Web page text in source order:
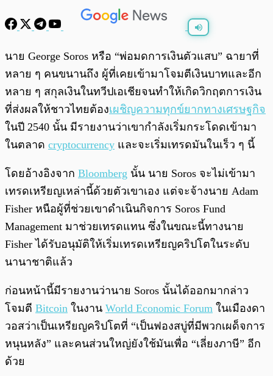
นาย George Soros หรือ “พ่อมดการเงินตัวแสบ” ฉายาที่
หลาย ๆ คนขนานถึง ผู้ที่เคยเข้ามาโจมตีเงินบาทและอีก
หลาย ๆ สกุลเงินในทวีปเอเชียจนทำให้เกิดวิกฤตการเงิน
ที่ส่งผลให้ชาวไทยต้องเผชิญความทุกข์ยากทางเศรษฐกิจ
ในปี 2540 นั้น มีรายงานว่าเขากำลังเริ่มกระโดดเข้ามา
ในตลาด cryptocurrency และจะเริ่มเทรดมันในเร็ว ๆ นี้
โดยอ้างอิงจาก Bloomberg นั้น นาย Soros จะไม่เข้ามา
เทรดเหรียญเหล่านี้ด้วยตัวเขาเอง แต่จะจ้างนาย Adam
Fisher หนือผู้ที่ช่วยเขาดำเนินกิจการ Soros Fund
Management มาช่วยเทรดแทน ซึ่งในขณะนี้ทางนาย
Fisher ได้รับอนุมัติให้เริ่มเทรดเหรียญคริปโตในระดับ
นานาชาติแล้ว
ก่อนหน้านี้มีรายงานว่านาย Soros นั้นได้ออกมากล่าว
โจมตี Bitcoin ในงาน World Economic Forum ในเมืองดา
วอสว่าเป็นเหรียญคริปโตที่ “เป็นฟองสบู่ที่มีพวกเผด็จการ
หนุนหลัง” และคนส่วนใหญ่ยังใช้มันเพื่อ “เลี่ยงภาษี” อีก
ด้วย